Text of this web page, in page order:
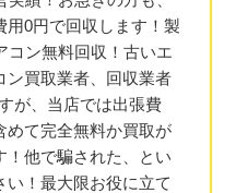
用0円で回収します！製
コン無料回収！古いエ
ン買取業者、回収業者
が、当店では出張費
めて完全無料か買取が
！他で騙された、とい
い！最大限お役に立て